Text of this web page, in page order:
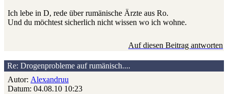
Ich lebe in D, rede über rumänische Ärzte aus Ro.
Und du möchtest sicherlich nicht wissen wo ich wohne.
Auf diesen Beitrag antworten
Re: Drogenprobleme auf rumänisch....
Autor: Alexandruu
Datum: 04.08.10 10:23